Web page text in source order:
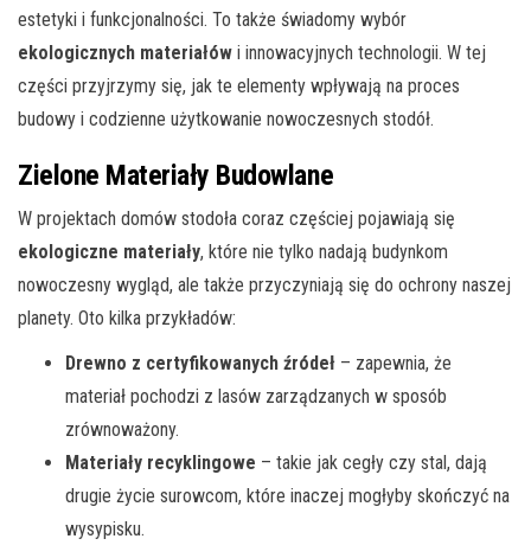
estetyki i funkcjonalności. To także świadomy wybór
ekologicznych materiałów i innowacyjnych technologii. W tej
części przyjrzymy się, jak te elementy wpływają na proces
budowy i codzienne użytkowanie nowoczesnych stodół.
Zielone Materiały Budowlane
W projektach domów stodoła coraz częściej pojawiają się
ekologiczne materiały, które nie tylko nadają budynkom
nowoczesny wygląd, ale także przyczyniają się do ochrony naszej
planety. Oto kilka przykładów:
Drewno z certyfikowanych źródeł – zapewnia, że
materiał pochodzi z lasów zarządzanych w sposób
zrównoważony.
Materiały recyklingowe – takie jak cegły czy stal, dają
drugie życie surowcom, które inaczej mogłyby skończyć na
wysypisku.